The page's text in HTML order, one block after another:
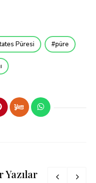
Püresi püre